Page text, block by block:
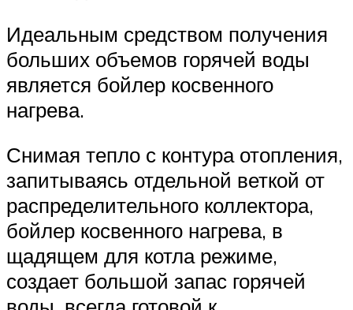
Идеальным средством получения
больших объемов горячей воды
является бойлер косвенного
нагрева.
Снимая тепло с контура отопления,
запитываясь отдельной веткой от
распределительного коллектора,
бойлер косвенного нагрева, в
щадящем для котла режиме,
создает большой запас горячей